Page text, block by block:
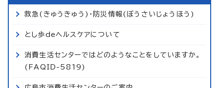
救急(きゅうきゅう)・防災情報(ぼうさいじょうほう)
とし歩deヘルスケアについて
消費生活センターではどのようなことをしていますか。
(FAQID-5819)